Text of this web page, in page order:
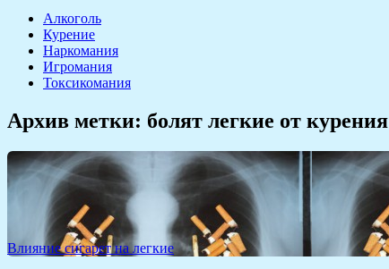
Алкоголь
Курение
Наркомания
Игромания
Токсикомания
Архив метки: болят легкие от курения
Влияние сигарет на легкие